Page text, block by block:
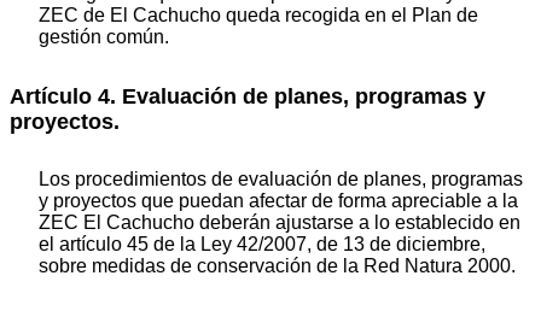
ZEC de El Cachucho queda recogida en el Plan de
gestión común.
Artículo 4. Evaluación de planes, programas y
proyectos.
Los procedimientos de evaluación de planes, programas
y proyectos que puedan afectar de forma apreciable a la
ZEC El Cachucho deberán ajustarse a lo establecido en
el artículo 45 de la Ley 42/2007, de 13 de diciembre,
sobre medidas de conservación de la Red Natura 2000.